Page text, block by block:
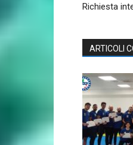
Richiesta
ARTICOLI